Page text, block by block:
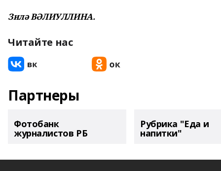
Зилә ВӘЛИУЛЛИНА.
Читайте нас
Партнеры
Фотобанк
журналистов РБ
Рубрика "Еда и
напитки"